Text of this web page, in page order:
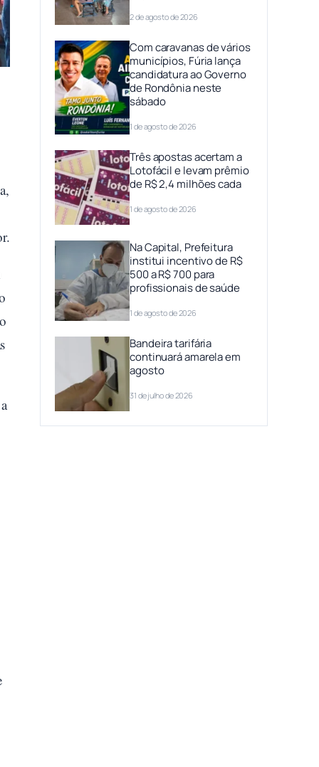
2 de agosto de 2026
Com caravanas de vários
municípios, Fúria lança
candidatura ao Governo
de Rondônia neste
sábado
1 de agosto de 2026
Três apostas acertam a
Lotofácil e levam prêmio
de R$ 2,4 milhões cada
1 de agosto de 2026
Na Capital, Prefeitura
institui incentivo de R$
500 a R$ 700 para
profissionais de saúde
1 de agosto de 2026
Bandeira tarifária
continuará amarela em
agosto
31 de julho de 2026